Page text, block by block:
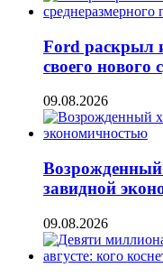
Ford раскрыл
своего нового
09.08.2026
Возрожденный
завидной
09.08.2026